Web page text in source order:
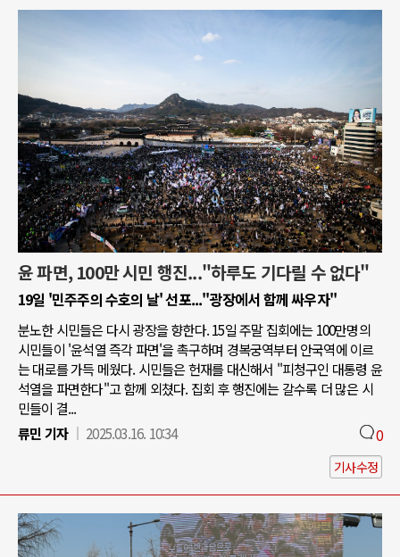
윤 파면, 100만 시민 행진..."하루도 기다릴 수 없다"
19일 '민주주의 수호의 날' 선포..."광장에서 함께 싸우자"
분노한 시민들은 다시 광장을 향한다. 15일 주말 집회에는 100만명의
시민들이 '윤석열 즉각 파면'을 촉구하며 경복궁역부터 안국역에 이르
는 대로를 가득 메웠다. 시민들은 헌재를 대신해서 "피청구인 대통령 윤
석열을 파면한다"고 함께 외쳤다. 집회 후 행진에는 갈수록 더 많은 시
민들이 결...
류민 기자
2025.03.16. 10:34 0
기사수정